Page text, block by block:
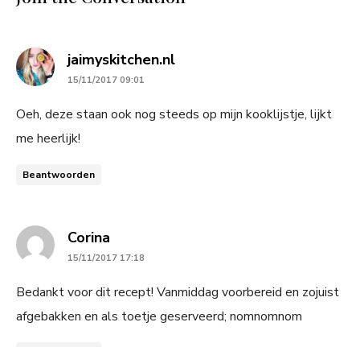
jaimyskitchen.nlsays:
15/11/2017 09:01
Oeh, deze staan ook nog steeds op mijn kooklijstje, lijkt
me heerlijk!
Beantwoorden
Corina
15/11/2017 17:18
Bedankt voor dit recept! Vanmiddag voorbereid en zojuist
afgebakken en als toetje geserveerd; nomnomnom